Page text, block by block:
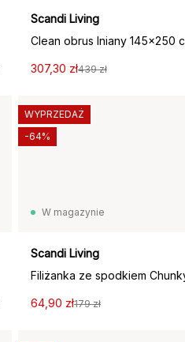
Scandi Living
307,30 zł439 zł
W magazynie
Scandi Living
64,90 zł179 zł
WYPRZEDAŻ
-64%